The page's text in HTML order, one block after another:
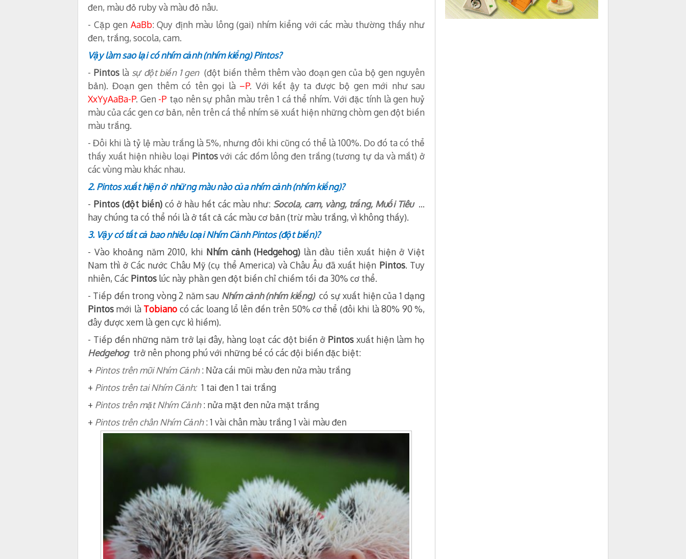
đen, màu đỏ ruby và màu đỏ nâu.
- Cặp gen AaBb: Quy định màu lông (gai) nhím kiểng với các màu thường thấy như
đen, trắng, socola, cam.
Vậy làm sao lại cónhím cảnh (nhím kiểng)Pintos?
- Pintoslà sự đột biến 1 gen (đột biến thêm thêm vào đoạn gen của bộ gen nguyên
bản). Đoạn gen thêm có tên gọi là –P. Với kết ậy ta được bộ gen mới như sau
XxYyAaBa-P. Gen -P tạo nên sự phân màu trên 1 cá thể nhím. Với đặc tính là gen huỷ
màu của các gen cơ bản, nên trên cá thể nhím sẽ xuất hiện những chòm gen đột biến
màu trắng.
- Đôi khi là tỷ lệ màu trắng là 5%, nhưng đôi khi cũng có thể là 100%. Do đó ta có thể
thấy xuất hiện nhiều loại Pintosvới các đốm lông đen trắng (tương tự da và mắt) ở
các vùng màu khác nhau.
2. Pintos xuất hiện ở những màu nào của nhím cảnh (nhím kiểng)?
- Pintos (đột biến)có ở hầu hết các màu như: Socola, cam, vàng, trắng, Muối Tiêu ...
hay chúng ta có thể nói là ở tất cả các màu cơ bản (trừ màu trắng, vì không thấy).
3. Vậy có tất cả bao nhiêu loại Nhím Cảnh Pintos (đột biến)?
- Vào khoảng năm 2010, khi Nhím cảnh (Hedgehog) lần đầu tiên xuất hiện ở Việt
Nam thì ở Các nước Châu Mỹ (cụ thể America) và Châu Âu đã xuất hiện Pintos. Tuy
nhiên, Các Pintos lúc này phần gen đột biến chỉ chiếm tối đa 30% cơ thể.
- Tiếp đến trong vòng 2 năm sau Nhím cảnh (nhím kiểng) có sự xuất hiện của 1 dạng
Pintos mới là Tobiano có các loang lổ lên đến trên 50% cơ thể (đôi khi là 80% 90 %,
đây được xem là gen cực kì hiếm).
- Tiếp đến những năm trở lại đây, hàng loạt các đột biến ở Pintosxuất hiện làm họ
Hedgehog trở nên phong phú với những bé có các đội biến đặc biệt:
+ Pintos trên mũi Nhím Cảnh : Nửa cái mũi màu đen nửa màu trắng
+ Pintos trên tai Nhím Cảnh: 1 tai đen 1 tai trắng
+ Pintos trên mặt Nhím Cảnh : nửa mặt đen nửa mặt trắng
+ Pintos trên chân Nhím Cảnh : 1 vài chân màu trắng 1 vài màu đen